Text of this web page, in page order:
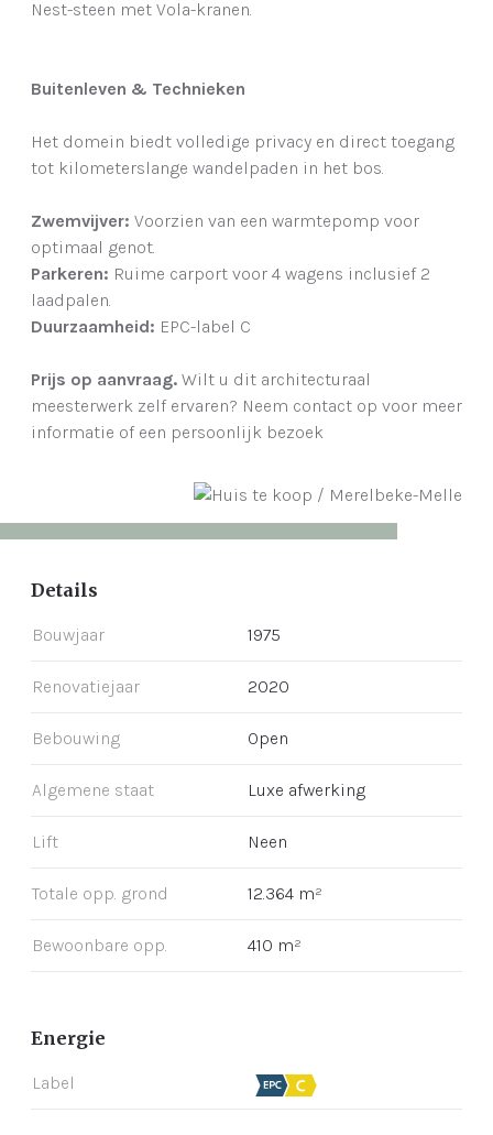
Nest-steen met Vola-kranen.
Buitenleven & Technieken
Het domein biedt volledige privacy en direct toegang
tot kilometerslange wandelpaden in het bos.
Zwemvijver: Voorzien van een warmtepomp voor
optimaal genot.
Parkeren: Ruime carport voor 4 wagens inclusief 2
laadpalen.
Duurzaamheid: EPC-label C
Prijs op aanvraag. Wilt u dit architecturaal
meesterwerk zelf ervaren? Neem contact op voor meer
informatie of een persoonlijk bezoek
Details
Bouwjaar 1975
Renovatiejaar 2020
Bebouwing Open
Algemene staat Luxe afwerking
Lift Neen
Totale opp. grond 12.364 m²
Bewoonbare opp. 410 m²
Energie
Label